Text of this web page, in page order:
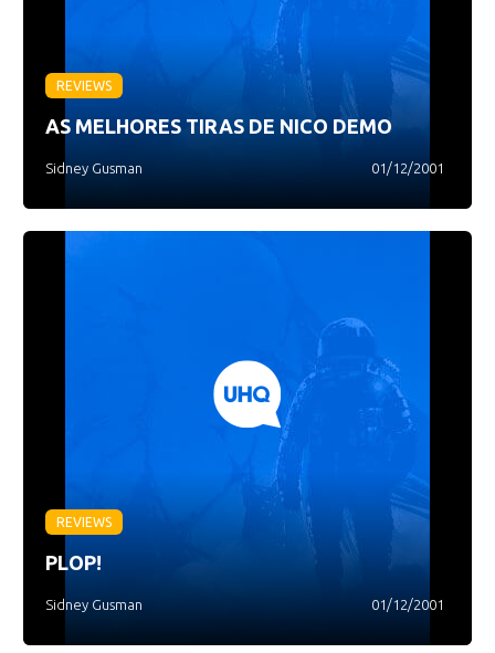
REVIEWS
AS MELHORES TIRAS DE NICO DEMO
Sidney Gusman 01/12/2001
REVIEWS
PLOP!
Sidney Gusman 01/12/2001